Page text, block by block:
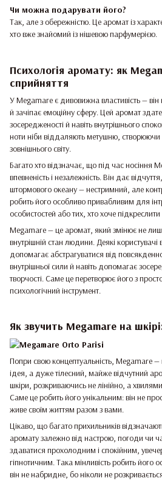
Чи можна подарувати його?
Так, але з обережністю. Це аромат із
хто вже знайомий із нішевою парфумерією.
Психологія аромату: як
сприйняття
У Megamare є дивовижна властивість —
й зачіпає емоційну сферу. Цей аромат
зосередженості й навіть внутрішнього
ноти ніби віддаляють метушню, створюючи
зовнішнього світу.
Багато хто відзначає, що під час носіння
впевненість і незалежність. Він дає
штормового океану — нестримний, але
робить його особливо привабливим для
особистостей або тих, хто хоче
Megamare — це аромат, який змінює не
внутрішній стан людини. Деякі користувачі
допомагає абстрагуватися від
внутрішньої сили й навіть допомагає
творчості. Саме це перетворює його з
психологічний інструмент.
Як звучить Megamare на
Попри свою концептуальність, Megamare —
ідея, а дуже тілесний, майже відчутний
шкіри, розкриваючись не лінійно, а
Саме це робить його унікальним: він не
живе своїм життям разом з вами.
Цікаво, що багато прихильників
аромату залежно від настрою, погоди чи
здаватися прохолодним і спокійним,
гіпнотичним. Така мінливість робить його
він не набридне, бо ніколи не